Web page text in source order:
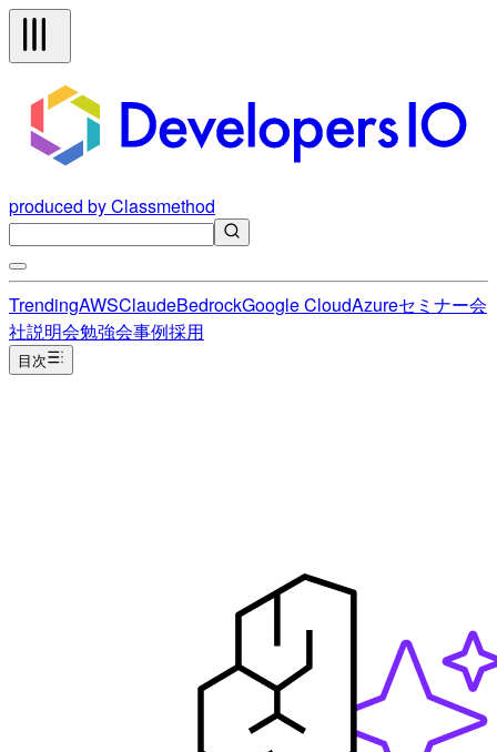
produced by Classmethod
TrendingAWSClaudeBedrockGoogle CloudAzureセミナー会
社説明会勉強会事例採用
目次